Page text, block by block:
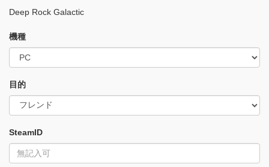
Deep Rock Galactic
機種
目的
SteamID